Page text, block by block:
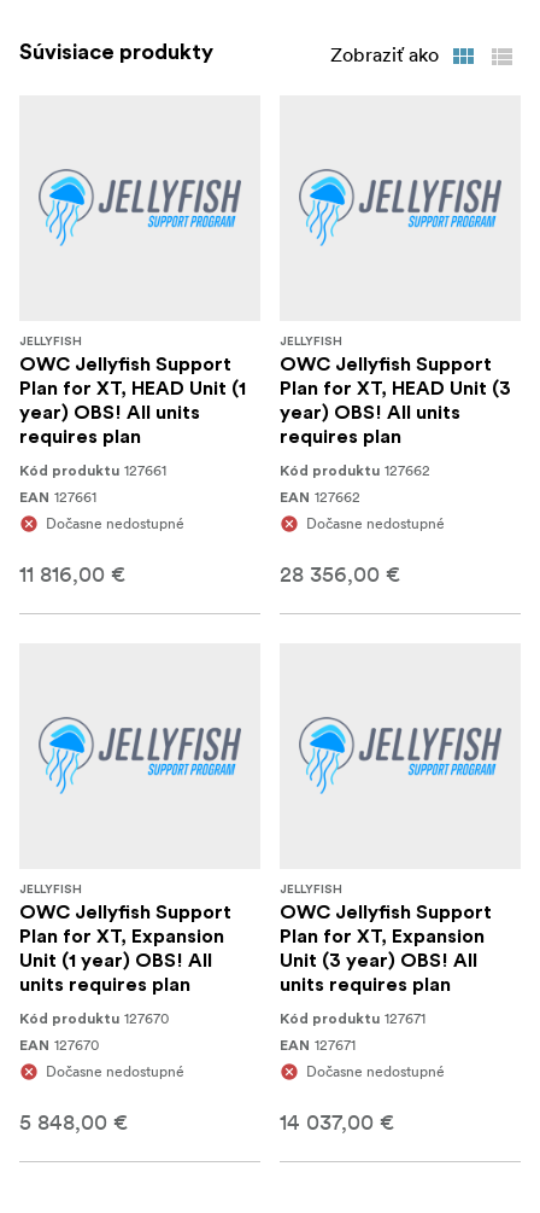
Súvisiace produkty Zobraziť ako
JELLYFISH
OWC Jellyfish Support
Plan for XT, HEAD Unit (1
year) OBS! All units
requires plan
Kód produktu 127661
EAN 127661
Dočasne nedostupné
11 816,00 €
JELLYFISH
OWC Jellyfish Support
Plan for XT, HEAD Unit (3
year) OBS! All units
requires plan
Kód produktu 127662
EAN 127662
Dočasne nedostupné
28 356,00 €
JELLYFISH
OWC Jellyfish Support
Plan for XT, Expansion
Unit (1 year) OBS! All
units requires plan
Kód produktu 127670
EAN 127670
Dočasne nedostupné
5 848,00 €
JELLYFISH
OWC Jellyfish Support
Plan for XT, Expansion
Unit (3 year) OBS! All
units requires plan
Kód produktu 127671
EAN 127671
Dočasne nedostupné
14 037,00 €